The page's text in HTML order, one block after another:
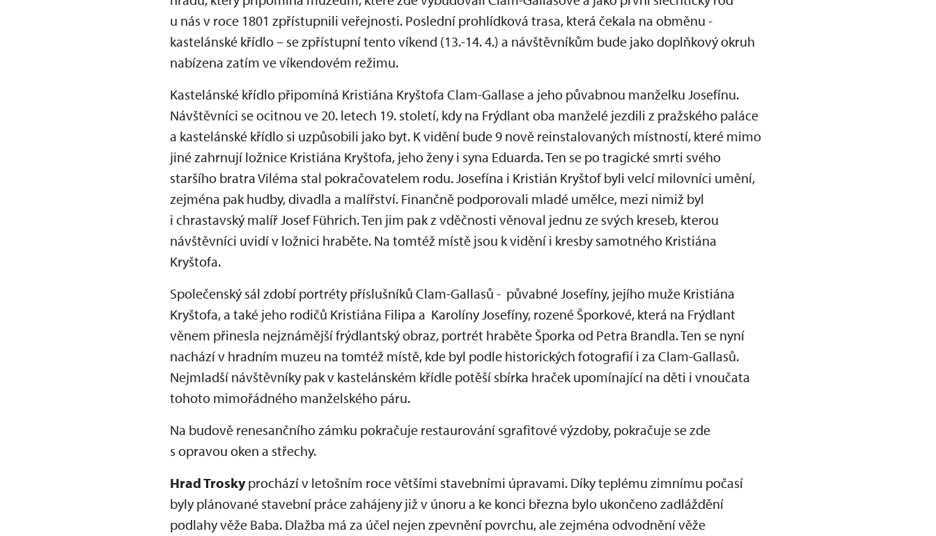
u nás v roce 1801 zpřístupnili veřejnosti. Poslední prohlídková trasa, která čekala na obměnu -
kastelánské křídlo – se zpřístupní tento víkend (13.-14. 4.) a návštěvníkům bude jako doplňkový okruh
nabízena zatím ve víkendovém režimu.
Kastelánské křídlo připomíná Kristiána Kryštofa Clam-Gallase a jeho půvabnou manželku Josefínu.
Návštěvníci se ocitnou ve 20. letech 19. století, kdy na Frýdlant oba manželé jezdili z pražského paláce
a kastelánské křídlo si uzpůsobili jako byt. K vidění bude 9 nově reinstalovaných místností, které mimo
jiné zahrnují ložnice Kristiána Kryštofa, jeho ženy i syna Eduarda. Ten se po tragické smrti svého
staršího bratra Viléma stal pokračovatelem rodu. Josefína i Kristián Kryštof byli velcí milovníci umění,
zejména pak hudby, divadla a malířství. Finančně podporovali mladé umělce, mezi nimiž byl
i chrastavský malíř Josef Führich. Ten jim pak z vděčnosti věnoval jednu ze svých kreseb, kterou
návštěvníci uvidí v ložnici hraběte. Na tomtéž místě jsou k vidění i kresby samotného Kristiána
Kryštofa.
Společenský sál zdobí portréty příslušníků Clam-Gallasů - půvabné Josefíny, jejího muže Kristiána
Kryštofa, a také jeho rodičů Kristiána Filipa a Karolíny Josefíny, rozené Šporkové, která na Frýdlant
věnem přinesla nejznámější frýdlantský obraz, portrét hraběte Šporka od Petra Brandla. Ten se nyní
nachází v hradním muzeu na tomtéž místě, kde byl podle historických fotografií i za Clam-Gallasů.
Nejmladší návštěvníky pak v kastelánském křídle potěší sbírka hraček upomínající na děti i vnoučata
tohoto mimořádného manželského páru.
Na budově renesančního zámku pokračuje restaurování sgrafitové výzdoby, pokračuje se zde
s opravou oken a střechy.
Hrad Troskyprochází v letošním roce většími stavebními úpravami. Díky teplému zimnímu počasí
byly plánované stavební práce zahájeny již v únoru a ke konci března bylo ukončeno zadláždění
podlahy věže Baba. Dlažba má za účel nejen zpevnění povrchu, ale zejména odvodnění věže